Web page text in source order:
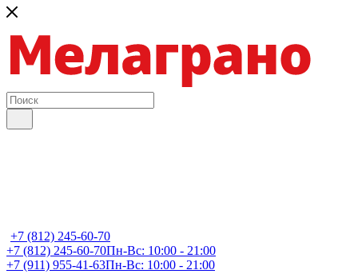
+7 (812) 245-60-70
+7 (812) 245-60-70Пн-Вс: 10:00 - 21:00
+7 (911) 955-41-63Пн-Вс: 10:00 - 21:00